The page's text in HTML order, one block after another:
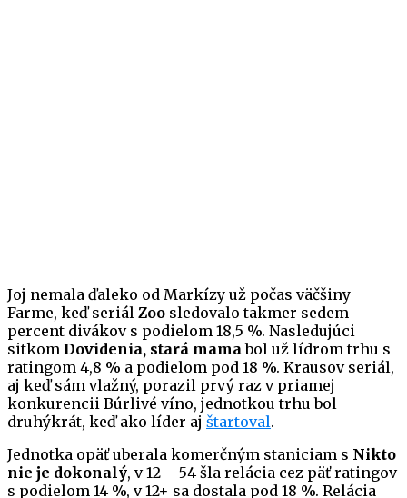
Joj nemala ďaleko od Markízy už počas väčšiny
Farme, keď seriál Zoo sledovalo takmer sedem
percent divákov s podielom 18,5 %. Nasledujúci
sitkom Dovidenia, stará mamabol už lídrom trhu s
ratingom 4,8 % a podielom pod 18 %. Krausov seriál,
aj keď sám vlažný, porazil prvý raz v priamej
konkurencii Búrlivé víno, jednotkou trhu bol
druhýkrát, keď ako líder aj štartoval.
Jednotka opäť uberala komerčným staniciam s Nikto
nie je dokonalý, v 12 – 54 šla relácia cez päť ratingov
s podielom 14 %, v 12+ sa dostala pod 18 %. Relácia